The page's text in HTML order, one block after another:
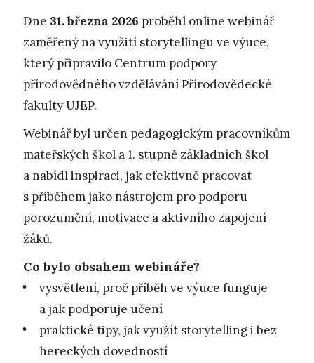
Dne 31. března 2026 proběhl online webinář
zaměřený na využití storytellingu ve výuce,
který připravilo Centrum podpory
přírodovědného vzdělávání Přírodovědecké
fakulty UJEP.
Webinář byl určen pedagogickým pracovníkům
mateřských škol a 1. stupně základních škol
a nabídl inspiraci, jak efektivně pracovat
s příběhem jako nástrojem pro podporu
porozumění, motivace a aktivního zapojení
žáků.
Co bylo obsahem webináře?
vysvětlení, proč příběh ve výuce funguje
a jak podporuje učení
praktické tipy, jak využít storytelling i bez
hereckých dovedností